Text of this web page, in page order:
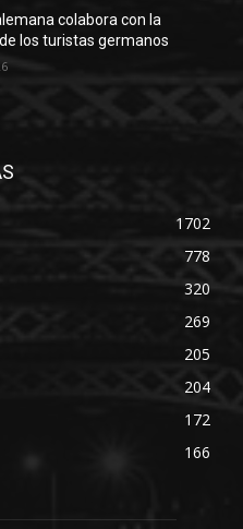
colabora con la
los turistas germanos
1702
778
320
269
205
204
172
166